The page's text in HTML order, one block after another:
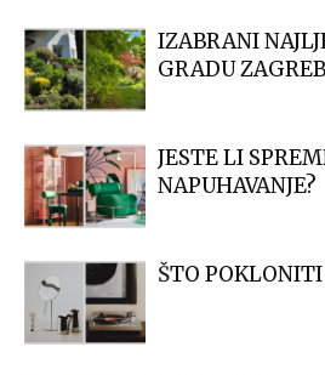
IZABRANI
GRADU
JESTE LI
NAPUHAVANJE?
ŠTO